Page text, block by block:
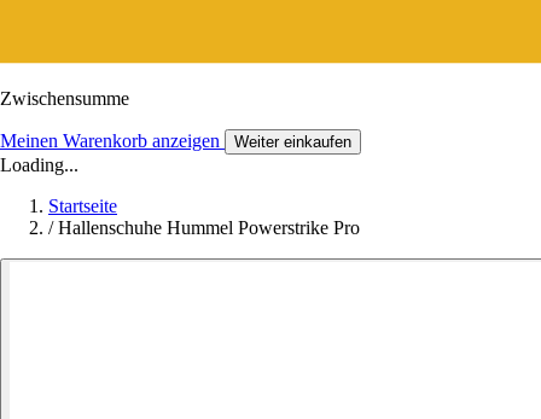
Zwischensumme
Meinen Warenkorb anzeigen Weiter einkaufen
Loading...
Startseite
/ Hallenschuhe Hummel Powerstrike Pro